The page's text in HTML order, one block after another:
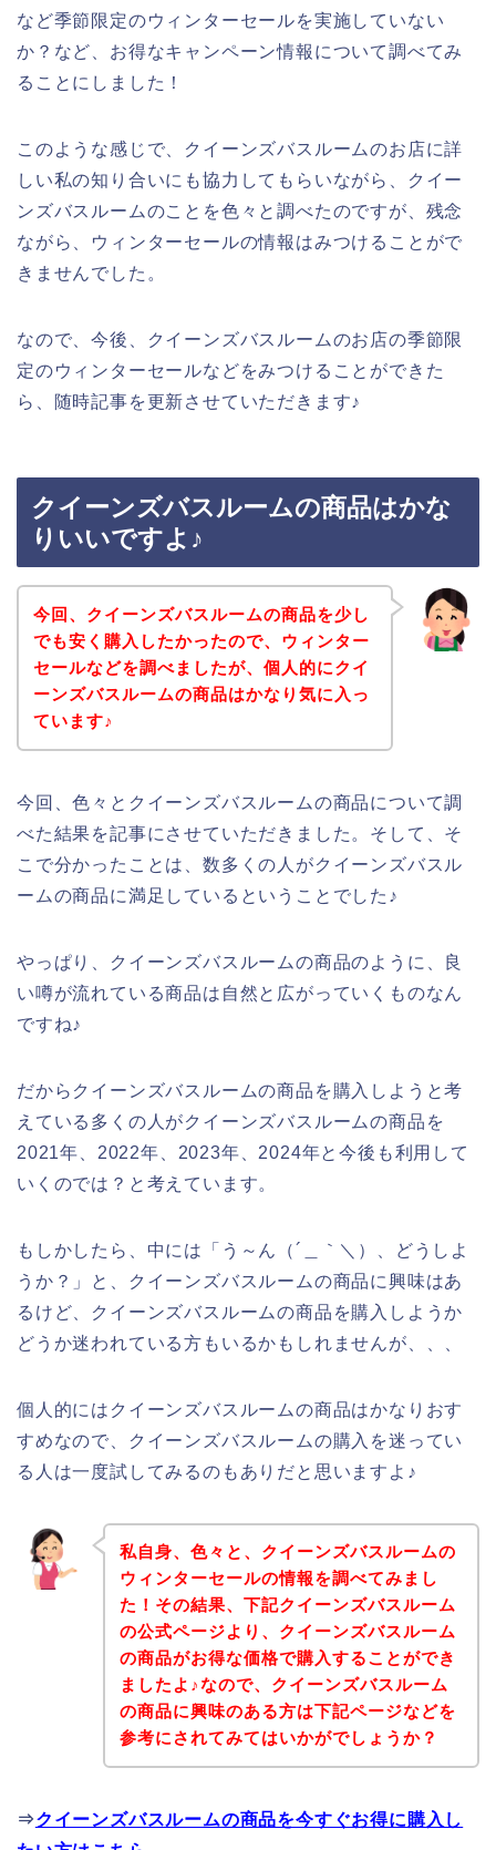
など季節限定のウィンターセールを実施していない
か？など、お得なキャンペーン情報について調べてみ
ることにしました！
このような感じで、クイーンズバスルームのお店に詳
しい私の知り合いにも協力してもらいながら、クイー
ンズバスルームのことを色々と調べたのですが、残念
ながら、ウィンターセールの情報はみつけることがで
きませんでした。
なので、今後、クイーンズバスルームのお店の季節限
定のウィンターセールなどをみつけることができた
ら、随時記事を更新させていただきます♪
クイーンズバスルームの商品はかな
りいいですよ♪
今回、クイーンズバスルームの商品を少し
でも安く購入したかったので、ウィンター
セールなどを調べましたが、個人的にクイ
ーンズバスルームの商品はかなり気に入っ
ています♪
今回、色々とクイーンズバスルームの商品について調
べた結果を記事にさせていただきました。そして、そ
こで分かったことは、数多くの人がクイーンズバスル
ームの商品に満足しているということでした♪
やっぱり、クイーンズバスルームの商品のように、良
い噂が流れている商品は自然と広がっていくものなん
ですね♪
だからクイーンズバスルームの商品を購入しようと考
えている多くの人がクイーンズバスルームの商品を
2021年、2022年、2023年、2024年と今後も利用して
いくのでは？と考えています。
もしかしたら、中には「う～ん（´＿｀＼）、どうしよ
うか？」と、クイーンズバスルームの商品に興味はあ
るけど、クイーンズバスルームの商品を購入しようか
どうか迷われている方もいるかもしれませんが、、、
個人的にはクイーンズバスルームの商品はかなりおす
すめなので、クイーンズバスルームの購入を迷ってい
る人は一度試してみるのもありだと思いますよ♪
私自身、色々と、クイーンズバスルームの
ウィンターセールの情報を調べてみまし
た！その結果、下記クイーンズバスルーム
の公式ページより、クイーンズバスルーム
の商品がお得な価格で購入することができ
ましたよ♪なので、クイーンズバスルーム
の商品に興味のある方は下記ページなどを
参考にされてみてはいかがでしょうか？
⇒クイーンズバスルームの商品を今すぐお得に購入し